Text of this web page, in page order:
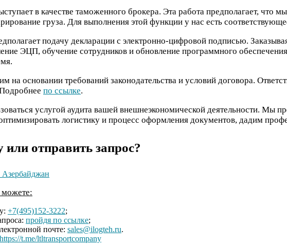
в качестве таможенного брокера. Эта работа предполагает, что
груза. Для выполнения этой функции у нас есть
подачу декларации с электронно-цифровой подписью.
ЭЦП, обучение сотрудников и обновление программного
на основании требований законодательства и условий договора.
по ссылке.
услугой аудита вашей внешнеэкономической деятельности. Мы
логистику и процесс оформления документов, дадим
отправить запрос?
можете:
+7(495)152-3222;
пройдя по ссылке;
почте: sales@ilogteh.ru.
https://t.me/ltltransportcompany